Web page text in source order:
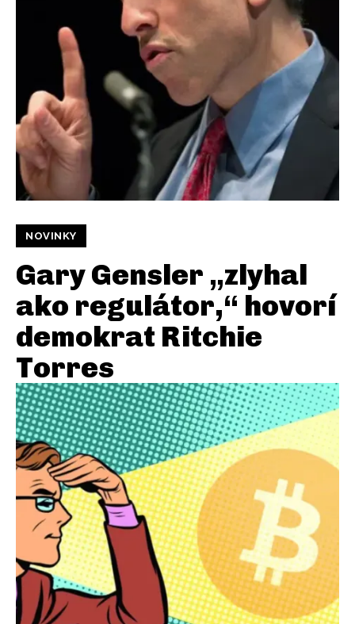
NOVINKY
Gary Gensler „zlyhal
ako regulátor,“ hovorí
demokrat Ritchie
Torres